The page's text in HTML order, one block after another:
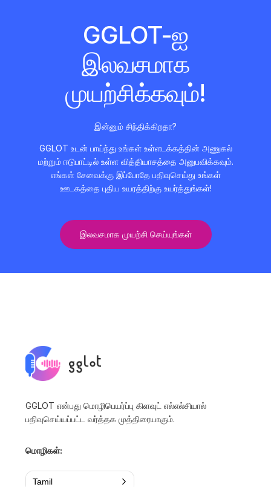
GGLOT-ஐ
இலவசமாக
முயற்சிக்கவும்!
இன்னும் சிந்திக்கிறதா?
GGLOT உடன் பாய்ந்து உங்கள் உள்ளடக்கத்தின் அணுகல்
மற்றும் ஈடுபாட்டில் உள்ள வித்தியாசத்தை அனுபவிக்கவும்.
எங்கள் சேவைக்கு இப்போதே பதிவுசெய்து உங்கள்
ஊடகத்தை புதிய உயரத்திற்கு உயர்த்துங்கள்!
இலவசமாக முயற்சி செய்யுங்கள்
GGLOT என்பது மொழிபெயர்ப்பு கிளவுட் எல்எல்சியால்
பதிவுசெய்யப்பட்ட வர்த்தக முத்திரையாகும்.
மொழிகள்:
Tamil